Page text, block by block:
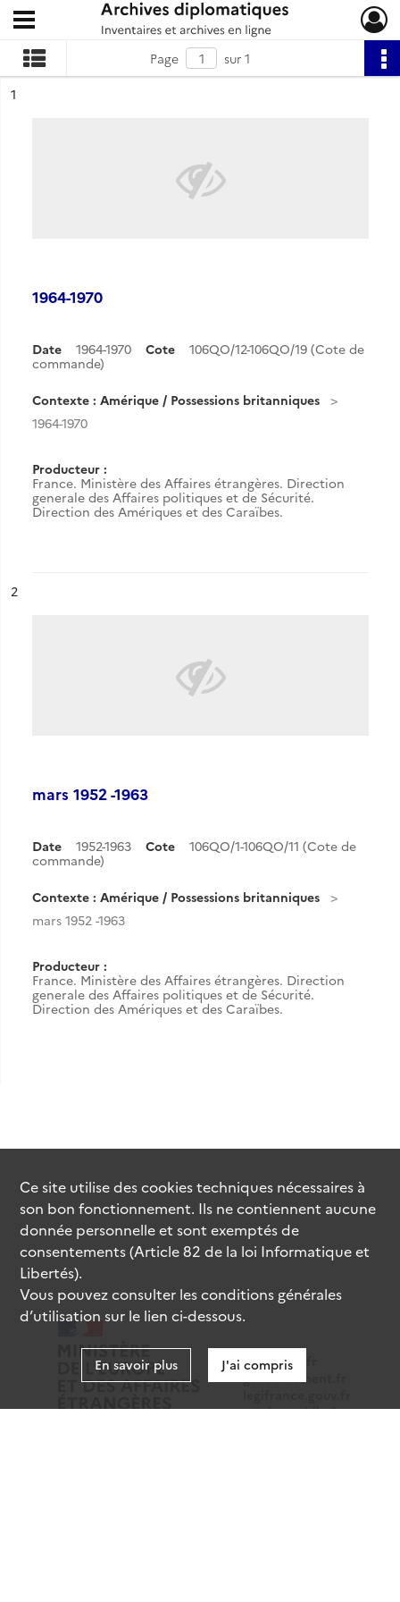
Archives diplomatiques
Ouvrir le menu déroulant
Page
sur 1
n°
1
1964-1970
Date 1964-1970 Cote
106QO/12-106QO/19 (Cote de
commande)
Contexte : Amérique / Possessions britanniques
1964-1970
Producteur :
France. Ministère des Affaires étrangères. Direction
generale des Affaires politiques et de Sécurité.
Direction des Amériques et des Caraïbes.
n°
2
mars 1952 -1963
Date 1952-1963 Cote
106QO/1-106QO/11 (Cote de
commande)
Contexte : Amérique / Possessions britanniques
mars 1952 -1963
Producteur :
France. Ministère des Affaires étrangères. Direction
generale des Affaires politiques et de Sécurité.
Direction des Amériques et des Caraïbes.
data.gouv.fr
gouvernement.fr
service-public.fr
Ce site utilise descookiestechniques nécessaires à
son bon fonctionnement. Ils ne contiennent aucune
donnée personnelle et sont exemptés de
consentements (Article 82 de la loi Informatique et
Libertés).
Vous pouvez consulter les conditions générales
d’utilisation sur le lien ci-dessous.
En savoir plus J'ai compris